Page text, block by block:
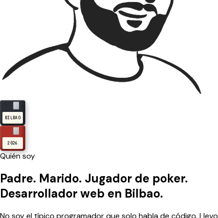
BILBAO
2026
Quién soy
Padre. Marido. Jugador de poker.
Desarrollador web en Bilbao.
No soy el típico programador que solo habla de código. Llevo